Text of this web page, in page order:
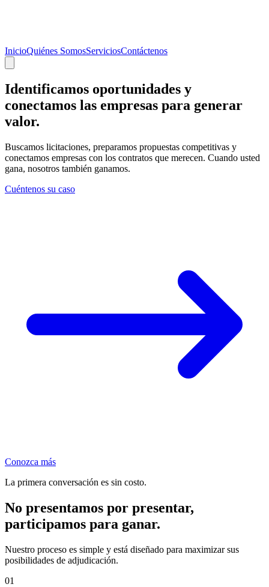
InicioQuiénes SomosServiciosContáctenos
Identificamos oportunidades y
conectamos las empresas para generar
valor.
Buscamos licitaciones, preparamos propuestas competitivas y
conectamos empresas con los contratos que merecen. Cuando usted
gana, nosotros también ganamos.
Cuéntenos su caso
Conozca más
La primera conversación es sin costo.
No presentamos por presentar,
participamos para ganar.
Nuestro proceso es simple y está diseñado para maximizar sus
posibilidades de adjudicación.
01